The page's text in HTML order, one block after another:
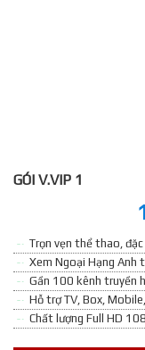
GÓI V.VIP 1
Trọn vẹn thể thao,
Xem Ngoại Hạng
Gần 100 kênh truyền
Hỗ trợ TV, Box,
Chất lượng Full HD